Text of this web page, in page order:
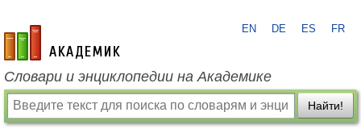
academic.ru
EN DE ES FR
Словари и энциклопедии на Академике
Найти!